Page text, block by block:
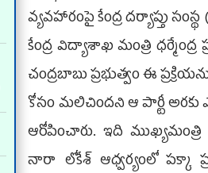
వ్యవహారంపై కేంద్ర దర్యాప్తు
కేంద్ర విద్యాశాఖ మంత్రి
చంద్రబాబు ప్రభుత్వం ఈ
కోసం మలిచిందని ఆ పార్టీ
ఆరోపించారు. ఇది
నారా లోకేశ్‌ ఆధ్వర్యంలో పక్కా